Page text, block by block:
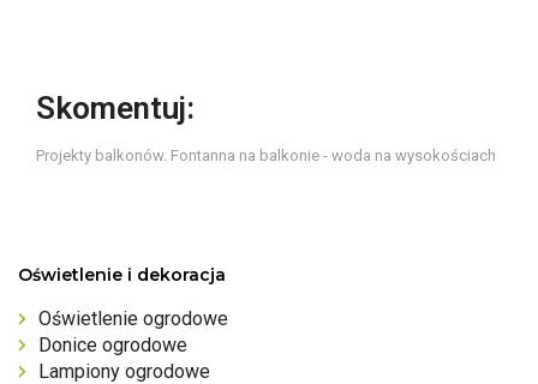
Skomentuj:
Projekty balkonów. Fontanna na balkonie - woda na wysokościach
Oświetlenie i dekoracja
Oświetlenie ogrodowe
Donice ogrodowe
Lampiony ogrodowe